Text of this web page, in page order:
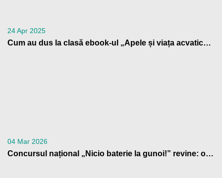
24 Apr 2025
Cum au dus la clasă ebook-ul „Apele și viața acvatică” profesorii din Patrula de Reciclare
04 Mar 2026
Concursul național „Nicio baterie la gunoi!” revine: o nouă ediție cu premii pentru școlile din România care contribuie la reciclarea bateriilor